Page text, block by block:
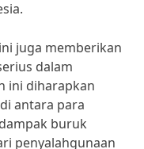
juga memberikan
dalam
ini diharapkan
antara para
buruk
penyalahgunaan